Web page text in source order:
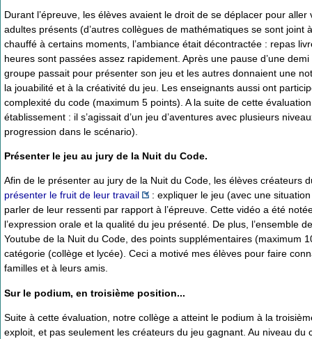
Durant l’épreuve, les élèves avaient le droit de se déplacer pour
adultes présents (d’autres collègues de mathématiques se sont
chauffé à certains moments, l’ambiance était décontractée : repas
heures sont passées assez rapidement. Après une pause d’une
groupe passait pour présenter son jeu et les autres donnaient une
la jouabilité et à la créativité du jeu. Les enseignants aussi ont
complexité du code (maximum 5 points). A la suite de cette
établissement : il s’agissait d’un jeu d’aventures avec plusieurs
progression dans le scénario).
Présenter le jeu au jury de la Nuit du Code.
Afin de le présenter au jury de la Nuit du Code, les élèves créateurs
présenter le fruit de leur travail
: expliquer le jeu (avec une
parler de leur ressenti par rapport à l’épreuve. Cette vidéo a été
l’expression orale et la qualité du jeu présenté. De plus, l’ensemble
Youtube de la Nuit du Code, des points supplémentaires (maximum
catégorie (collège et lycée). Ceci a motivé mes élèves pour faire
familles et à leurs amis.
Sur le podium, en troisième position...
Suite à cette évaluation, notre collège a atteint le podium à la
exploit, et pas seulement les créateurs du jeu gagnant. Au niveau